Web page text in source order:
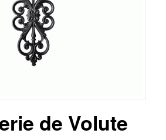
de Volute